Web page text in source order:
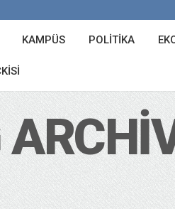
KAMPÜS POLITIKA